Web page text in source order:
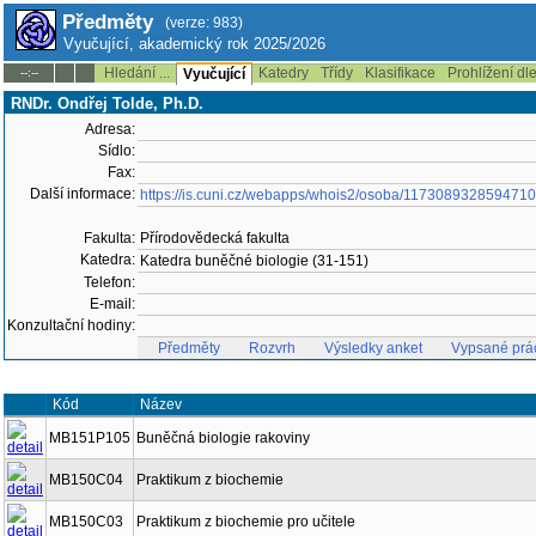
Předměty (verze: 983)
Vyučující, akademický rok 2025/2026
--:-- Hledání ... Vyučující Katedry Třídy Klasifikace Prohlížení
RNDr. Ondřej Tolde, Ph.D.
Adresa:
Sídlo:
Fax:
Další informace: https://is.cuni.cz/webapps/whois2/osoba/1173089328594710
Fakulta: Přírodovědecká fakulta
Katedra: Katedra buněčné biologie (31-151)
Telefon:
E-mail:
Konzultační hodiny:
Předměty
Rozvrh Výsledky anket Vypsané
Kód Název
MB151P105 Buněčná biologie rakoviny
MB150C04 Praktikum z biochemie
MB150C03 Praktikum z biochemie pro učitele